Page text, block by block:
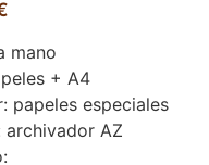
mano
+ A4
papeles especiales
archivador AZ